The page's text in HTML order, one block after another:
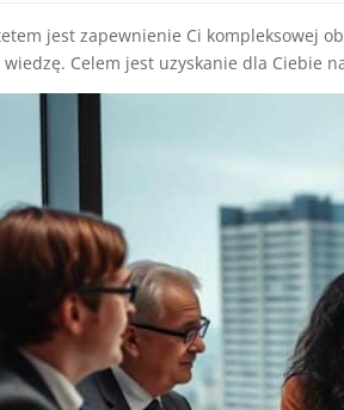
jest zapewnienie Ci kompleksowej
Celem jest uzyskanie dla Ciebie